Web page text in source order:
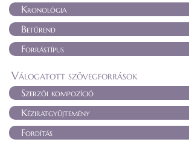
Kronológia
Betűrend
Forrástípus
Válogatott szövegforrások
Szerzői kompozíció
Kéziratgyűjtemény
Fordítás